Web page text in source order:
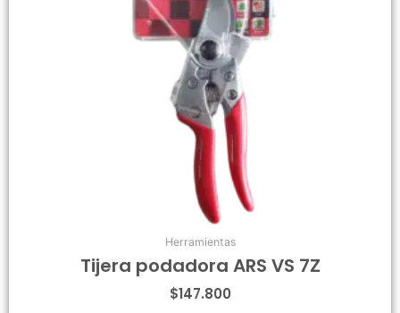
Herramientas
Tijera podadora ARS VS 7Z
$147.800